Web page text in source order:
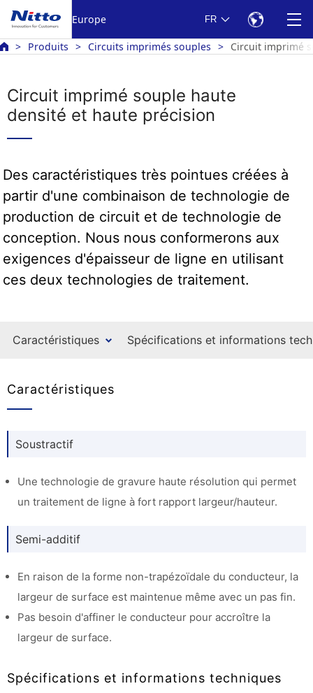
Europe FR
Produits Circuits imprimés souples Circuit imprimé
Circuit imprimé souple haute
densité et haute précision
Des caractéristiques très pointues créées à
partir d'une combinaison de technologie de
production de circuit et de technologie de
conception. Nous nous conformerons aux
exigences d'épaisseur de ligne en utilisant
ces deux technologies de traitement.
Caractéristiques Spécifications et informations
Caractéristiques
Soustractif
Une technologie de gravure haute résolution qui permet
un traitement de ligne à fort rapport largeur/hauteur.
Semi-additif
En raison de la forme non-trapézoïdale du conducteur, la
largeur de surface est maintenue même avec un pas fin.
Pas besoin d'affiner le conducteur pour accroître la
largeur de surface.
Spécifications et informations techniques